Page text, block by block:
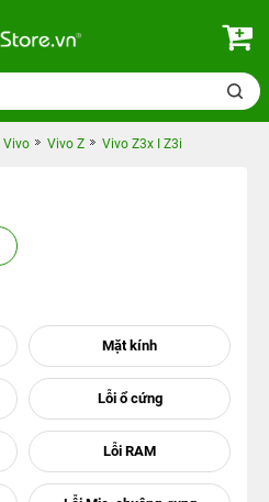
Vivo Vivo Z Vivo Z3x I Z3i